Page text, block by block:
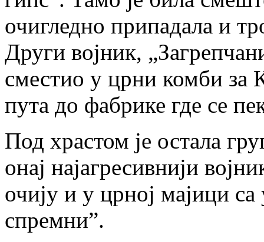
очигледно припадала и
Други војник,
сместио у црни комби за
пута до фабрике где се
Под храстом је остала
онај најагресивнији
очију и у црној мајици
спремни”.